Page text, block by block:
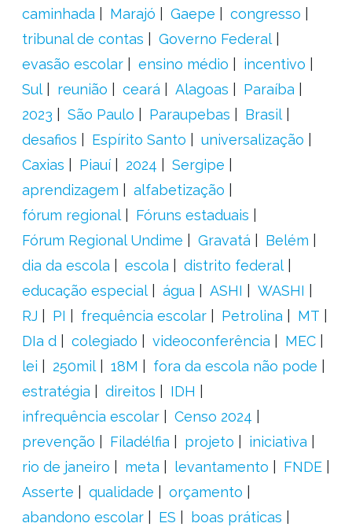
caminhada Marajó Gaepe
congresso
tribunal de contas
Governo Federal
evasão escolar
ensino médio
incentivo
Sul
reunião ceará Alagoas
Paraíba
2023
São Paulo Paraupebas
Brasil
desafios
Espírito Santo
universalização
Caxias
Piauí 2024
Sergipe
aprendizagem
alfabetização
fórum regional
Fóruns estaduais
Fórum Regional Undime
Gravatá
Belém
dia da escola
escola
distrito federal
educação especial
água ASHI
WASHI
RJ
PI frequência escolar Petrolina
MT
DIa d
colegiado videoconferência
MEC
lei
250mil 18M
fora da escola não pode
estratégia
direitos
IDH
infrequência escolar
Censo 2024
prevenção
Filadélfia projeto
iniciativa
rio de janeiro
meta levantamento
FNDE
Asserte
qualidade
orçamento
abandono escolar
ES
boas práticas